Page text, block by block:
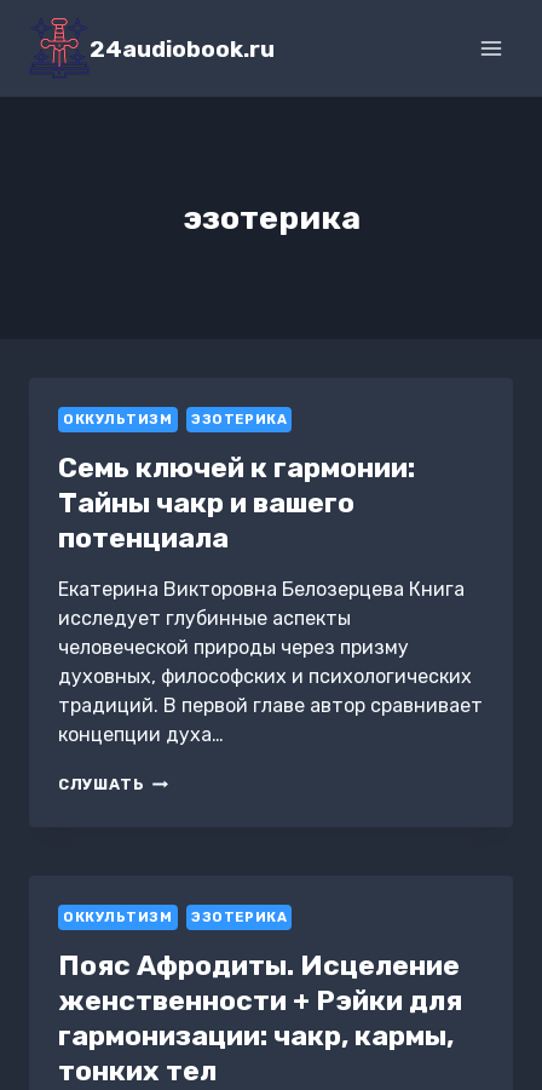
Перейти
содержимому
24audiobook.ru
эзотерика
ОККУЛЬТИЗМ ЭЗОТЕРИКА
Семь ключей к гармонии:
Тайны чакр и вашего
потенциала
Екатерина Викторовна Белозерцева Книга
исследует глубинные аспекты
человеческой природы через призму
духовных, философских и психологических
традиций. В первой главе автор сравнивает
концепции духа…
СЛУШАТЬ СЕМЬ
И
ПОТЕНЦИАЛА
ОККУЛЬТИЗМ ЭЗОТЕРИКА
Пояс Афродиты. Исцеление
женственности + Рэйки для
гармонизации: чакр, кармы,
тонких тел